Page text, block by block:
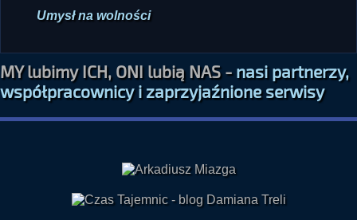
Umysł na wolności
MY lubimy ICH, ONI lubią NAS -nasi partnerzy,
współpracownicy i zaprzyjaźnione serwisy